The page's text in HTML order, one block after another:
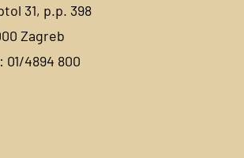
31, p.p. 398
Zagreb
01/4894 800